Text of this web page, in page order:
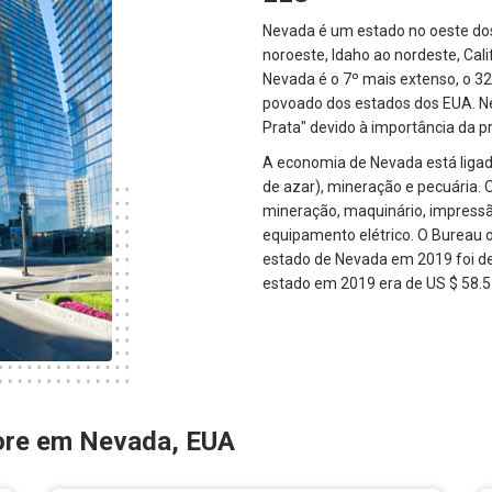
Nevada é um estado no oeste
noroeste, Idaho ao nordeste,
Nevada é o 7º mais extenso, o
povoado dos estados dos EUA.
Prata" devido à importância da
A economia de Nevada está
de azar), mineração e pecuária.
mineração, maquinário,
equipamento elétrico. O Bureau
estado de Nevada em 2019 foi
estado em 2019 era de US $
em Nevada, EUA